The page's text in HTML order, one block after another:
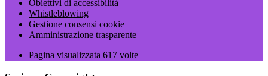
Obiettivi di accessibilità
Whistleblowing
Gestione consensi cookie
Amministrazione trasparente
Pagina visualizzata 617 volte